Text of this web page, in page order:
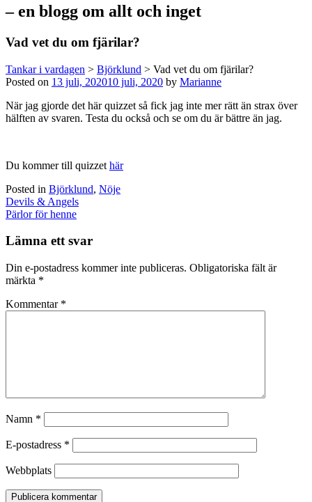
– en blogg om allt och inget
Vad vet du om fjärilar?
Tankar i vardagen > Björklund > Vad vet du om fjärilar?
Posted on 13 juli, 202010 juli, 2020 by Marianne
När jag gjorde det här quizzet så fick jag inte mer rätt än strax över
hälften av svaren. Testa du också och se om du är bättre än jag.
Du kommer till quizzet här
Posted in Björklund, Nöje
Post
navigation
Devils & Angels
Pärlor för henne
Lämna ett svar
Din e-postadress kommer inte publiceras. Obligatoriska fält är
märkta *
Kommentar *
Namn *
E-postadress *
Webbplats